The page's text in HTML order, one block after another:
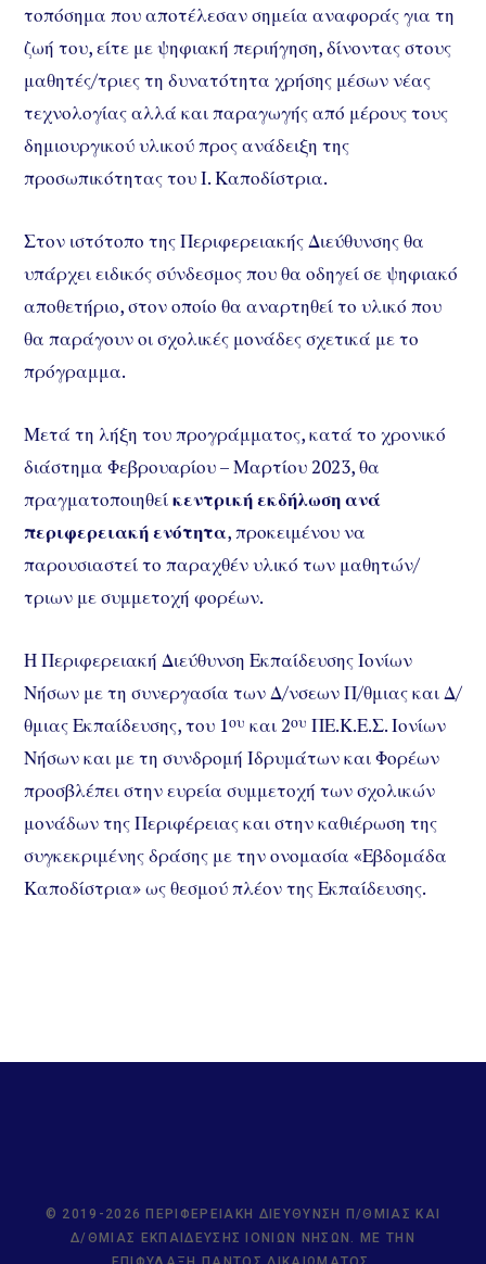
τοπόσημα που αποτέλεσαν σημεία αναφοράς για τη
ζωή του, είτε με ψηφιακή περιήγηση, δίνοντας στους
μαθητές/τριες τη δυνατότητα χρήσης μέσων νέας
τεχνολογίας αλλά και παραγωγής από μέρους τους
δημιουργικού υλικού προς ανάδειξη της
προσωπικότητας του Ι. Καποδίστρια.
Στον ιστότοπο της Περιφερειακής Διεύθυνσης θα
υπάρχει ειδικός σύνδεσμος που θα οδηγεί σε ψηφιακό
αποθετήριο, στον οποίο θα αναρτηθεί το υλικό που
θα παράγουν οι σχολικές μονάδες σχετικά με το
πρόγραμμα.
Μετά τη λήξη του προγράμματος, κατά το χρονικό
διάστημα Φεβρουαρίου – Μαρτίου 2023, θα
πραγματοποιηθείκεντρική εκδήλωσηανά
περιφερειακή ενότητα, προκειμένου να
παρουσιαστεί το παραχθέν υλικό των μαθητών/
τριων με συμμετοχή φορέων.
Η Περιφερειακή Διεύθυνση Εκπαίδευσης Ιονίων
Νήσων με τη συνεργασία των Δ/νσεων Π/θμιας και Δ/
θμιας Εκπαίδευσης, του 1ου και 2ου ΠΕ.Κ.Ε.Σ. Ιονίων
Νήσων και με τη συνδρομή Ιδρυμάτων και Φορέων
προσβλέπει στην ευρεία συμμετοχή των σχολικών
μονάδων της Περιφέρειας και στην καθιέρωση της
συγκεκριμένης δράσης με την ονομασία «Εβδομάδα
Καποδίστρια» ως θεσμού πλέον της Εκπαίδευσης.
© 2019-2026 ΠΕΡΙΦΕΡΕΙΑΚΉ ΔΙΕΎΘΥΝΣΗ Π/ΘΜΙΑΣ ΚΑΙ
Δ/ΘΜΙΑΣ ΕΚΠΑΊΔΕΥΣΗΣ ΙΟΝΊΩΝ ΝΉΣΩΝ. ΜΕ ΤΗΝ